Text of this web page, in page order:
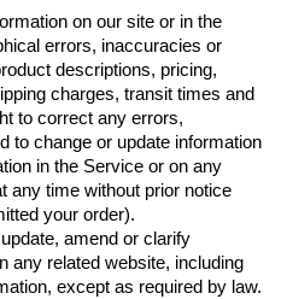
on our site or in the
errors, inaccuracies or
descriptions, pricing,
charges, transit times and
to correct any errors,
to change or update information
in the Service or on any
any time without prior notice
your order).
amend or clarify
any related website, including
except as required by law.